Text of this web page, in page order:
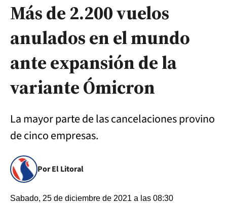
Más de 2.200 vuelos
anulados en el mundo
ante expansión de la
variante Ómicron
La mayor parte de las cancelaciones provino
de cinco empresas.
Por El Litoral
Sabado, 25 de diciembre de 2021 a las 08:30